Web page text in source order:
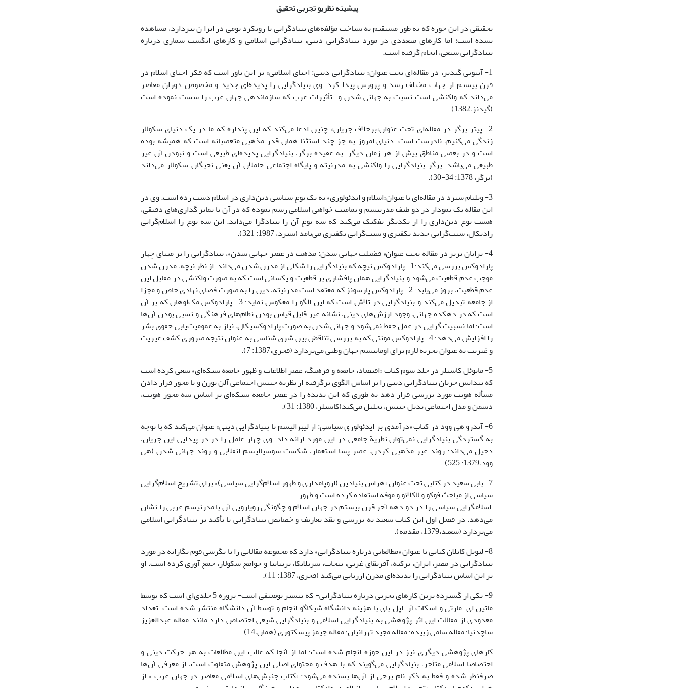
پیشینه نظریو تجربی تحقیق
تحقیقی در این حوزه که به طور مستقیم به شناخت مؤلفه‌های بنیادگرایی با رویکرد بومی در ایرا ن بپردازد، مشاهده
نشده است؛ اما کارهای متعددی در مورد بنیادگرایی دینی، بنیادگرایی اسلامی و کارهای انگشت شماری درباره
بنیادگرایی شیعی، انجام گرفته است.
1- آنتونی گیدنز، در مقاله‌ای تحت عنوان« بنیادگرایی دینی: احیای اسلامی» بر این باور است که فکر احیای اسلام در
قرن بیستم از جهات مختلف رشد و پرورش پیدا کرد. وی بنیادگرایی را پدیده‌ای جدید و مخصوص دوران معاصر
می‌داند که واکنشی است نسبت به جهانی شدن و تأثیرات غرب که سازماندهی جهان غرب را سست نموده است
(گیدنز،1382).
2- پیتر برگر در مقاله‌ای تحت عنوان«برخلاف جریان» چنین ادعا می‌کند که این پنداره که ما در یک دنیای سکولار
زندگی می‌کنیم، نادرست است. دنیای امروز به جز چند استثنا همان قدر مذهبی متعصبانه است که همیشه بوده
است و در بعضی مناطق بیش از هر زمان دیگر. به عقیده برگر، بنیادگرایی پدیده‌ای طبیعی است و نبودن آن غیر
طبیعی می‌باشد. برگر بنیادگرایی را واکنشی به مدرنیته و پایگاه اجتماعی حاملان آن یعنی نخبگان سکولار می‌داند
(برگر، 1378: 34-30).
3- ویلیام شپرد در مقاله‌ای با عنوان«اسلام و ایدئولوژی» به یک نوع شناسی دین‌داری در اسلام دست زده است. وی در
این مقاله یک نمودار در دو طیف مدرنیسم و تمامیت خواهی اسلامی رسم نموده که در آن با تمایز گذاری‌های دقیقی،
هشت نوع دین‌داری را از یکدیگر تفکیک می‌کند که سه نوع آن را بنیادگرا می‌داند. این سه نوع را اسلام‌گرایی
رادیکال، سنت‌گرایی جدید تکفیری و سنت‌گرایی تکفیری می‌نامد (شپرد، 1987: 321).
4- برایان ترنر در مقاله تحت عنوان« فضیلت جهانی شدن: مذهب در عصر جهانی شدن»، بنیادگرایی را بر مبنای چهار
پارادوکس بررسی می‌کند:1- پارادوکس نیچه که بنیادگرایی را شکلی از مدرن شدن می‌داند. از نظر نیچه، مدرن شدن
موجب عدم قطعیت می‌شود و بنیادگرایی همان پافشاری بر قطعیت و یکسانی است که به صورت واکنشی در مقابل این
عدم قطعیت، بروز می‌یابد؛ 2- پارادوکس پارسونز که معتقد است مدرنیته، دین را به صورت فضای نهادی خاص و مجزا
از جامعه تبدیل می‌کند و بنیادگرایی در تلاش است که این الگو را معکوس نماید؛ 3- پارادوکس مک‌لوهان که بر آن
است که در دهکده جهانی، وجود ارزش‌های دینی، نشانه غیر قابل قیاس بودن نظام‌های فرهنگی و نسبی بودن آن‌ها
است؛ اما نسبیت گرایی در عمل حفظ نمی‌شود و جهانی شدن به صورت پارادوکسیکال، نیاز به عمومیت‌یابی حقوق بشر
را افزایش می‌دهد؛ 4- پارادوکس مونتی که به بررسی تناقض بین شرق شناسی به عنوان نتیجه ضروری کشف غیریت
و غیریت به عنوان تجربه لازم برای اومانیسم جهان وطنی می‌پردازد (قجری،1387: 7).
5- مانوئل کاستلز در جلد سوم کتاب «اقتصاد، جامعه و فرهنگ، عصر اطلاعات و ظهور جامعه شبکه‌ای» سعی کرده است
که پیدایش جریان بنیادگرایی دینی را بر اساس الگوی برگرفته از نظریه جنبش اجتماعی آلن تورن و با محور قرار دادن
مسأله هویت مورد بررسی قرار دهد به طوری که این پدیده را در عصر جامعه شبکه‌ای بر اساس سه محور هویت،
دشمن و مدل اجتماعی بدیل جنبش، تحلیل می‌کند(کاستلز، 1380: 31).
6- آندرو هی وود در کتاب «درآمدی بر ایدئولوژی سیاسی: از لیبرالیسم تا بنیادگرایی دینی» عنوان می‌کند که با توجه
به گستردگی بنیادگرایی نمی‌توان نظریة جامعی در این مورد ارائه داد. وی چهار عامل را در در پیدایی این جریان،
دخیل می‌داند: روند غیر مذهبی کردن، عصر پسا استعمار، شکست سوسیالیسم انقلابی و روند جهانی شدن (هی
وود،1379: 525).
7- بابی سعید در کتابی تحت عنوان «هراس بنیادین (اروپامداری و ظهور اسلام‌گرایی سیاسی)» برای تشریح اسلام‌گرایی
سیاسی از مباحث فوکو و لاکلائو و موفه استفاده کرده است و ظهور
اسلام­گرایی سیاسی را در دو دهه آخر قرن بیستم در جهان اسلام و چگونگی رویارویی آن با مدرنیسم غربی را نشان
می‌دهد. در فصل اول این کتاب سعید به بررسی و نقد تعاریف و خصایص بنیادگرایی با تأکید بر بنیادگرایی اسلامی
می‌پردازد (سعید،1379، مقدمه).
8- لیوپل کاپلان کتابی با عنوان «مطالعاتی درباره بنیادگرایی» دارد که مجموعه مقالاتی را با نگرشی قوم نگارانه در مورد
بنیادگرایی در مصر، ایران، ترکیه، آفریقای غربی، پنجاب، سریلانکا، بریتانیا و جوامع سکولار، جمع آوری کرده است. او
بر این اساس بنیادگرایی را پدیده‌ای مدرن ارزیابی می‌کند (قجری، 1387: 11).
9- یکی از گسترده ترین کارهای تجربی درباره بنیادگرایی- که بیشتر توصیفی است- پروژه 5 جلدی‌ای است که توسط
ماتین ای. مارتی و اسکات آر. اپل بای با هزینه دانشگاه شیکاگو انجام و توسط آن دانشگاه منتشر شده است. تعداد
معدودی از مقالات این اثر پژوهشی به بنیادگرایی اسلامی و بنیادگرایی شیعی اختصاص دارد مانند مقاله عبدالعزیز
ساچدنیا؛ مقاله سامی زبیده؛ مقاله مجید تهرانیان؛ مقاله جیمز پیسکتوری (همان،14).
کارهای پژوهشی دیگری نیز در این حوزه انجام شده است؛ اما از آنجا که غالب این مطالعات به هر حرکت دینی و
اختصاصا اسلامی متأخر، بنیادگرایی می‌گویند که با هدف و محتوای اصلی این پژوهش متفاوت است، از معرفی آن‌ها
صرفنظر شده و فقط به ذکر نام برخی از آن‌ها بسنده می‌شود: «کتاب جنبش‌های اسلامی معاصر در جهان عرب » از